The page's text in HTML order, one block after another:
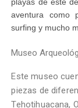
aventura como
surfing y mucho
Museo
Este museo
piezas de
Tehotihuacana,